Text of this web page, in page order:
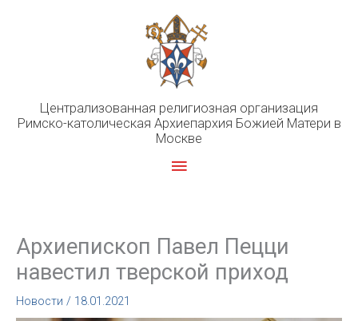
Централизованная религиозная организация
Римско-католическая Архиепархия Божией Матери в
Москве
Главное
Архиепископ Павел Пецци
навестил тверской приход
Новости / 18.01.2021